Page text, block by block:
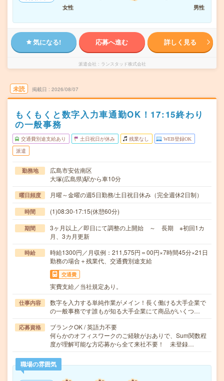
女性
男性
気になる! 応募へ進む 詳しく見る
派遣会社 ランスタッド株式会社
未読 掲載日 2026/08/07
もくもくと数字入力車通勤OK！17:15終わり
の一般事務
交通費別途支給あり 土日祝日が休み 残業なし WEB登録OK
派遣
勤務地
広島市安佐南区
大塚(広島県)駅から車10分
曜日頻度 月曜～金曜の週5日勤務/土日祝日休み（完全週休2日制）
時間 (1)08:30-17:15(休憩60分)
期間
3ヶ月以上／即日にて調整の上開始 ～ 長期 ※初回1カ
月、3カ月更新
時給
時給1300円／月収例：211,575円＝00円×7時間45分×21日
勤務の場合＋残業代、交通費別途支給
交通費
実費支給／当社規定あり。
仕事内容
数字を入力する単純作業がメイン！長く働ける大手企業で
の一般事務です誰もが知る大手企業にて商品がいくつ…
応募資格
ブランクOK / 英語力不要
何らかのオフィスワークのご経験がおありで、Sum関数程
度が理解可能な方応募から全て来社不要！ 未登録…
職場の雰囲気